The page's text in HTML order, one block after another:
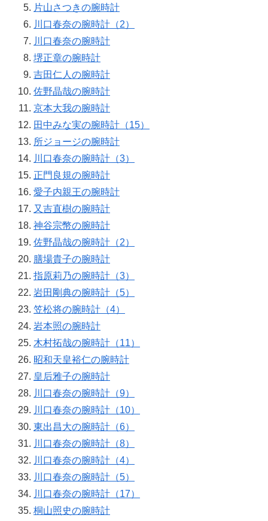
片山さつきの腕時計
川口春奈の腕時計（2）
川口春奈の腕時計
堺正章の腕時計
吉田仁人の腕時計
佐野晶哉の腕時計
京本大我の腕時計
田中みな実の腕時計（15）
所ジョージの腕時計
川口春奈の腕時計（3）
正門良規の腕時計
愛子内親王の腕時計
又吉直樹の腕時計
神谷宗幣の腕時計
佐野晶哉の腕時計（2）
膳場貴子の腕時計
指原莉乃の腕時計（3）
岩田剛典の腕時計（5）
笠松将の腕時計（4）
岩本照の腕時計
木村拓哉の腕時計（11）
昭和天皇裕仁の腕時計
皇后雅子の腕時計
川口春奈の腕時計（9）
川口春奈の腕時計（10）
東出昌大の腕時計（6）
川口春奈の腕時計（8）
川口春奈の腕時計（4）
川口春奈の腕時計（5）
川口春奈の腕時計（17）
桐山照史の腕時計